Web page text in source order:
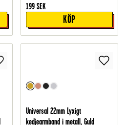
199 SEK
KÖP
Universal 22mm Lyxigt
kedjearmband i metall, Guld